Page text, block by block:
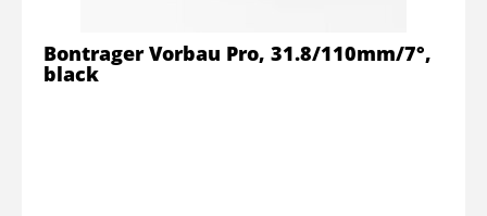
Bontrager Vorbau Pro, 31.8/110mm/7°,
black